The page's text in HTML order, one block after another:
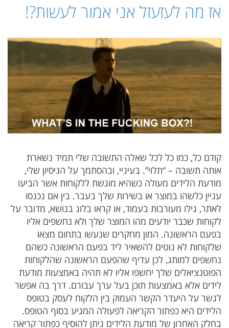
אז מה לעזעזל אני אמור לעשות?!
קודם כל, כמו כל לכל שאלה התשובה שלי תמיד נשארת
אותה תשובה – “תלוי”. בעיניי, ובהסתמך על הניסיון שלי,
מודעת הלידים מעולה כשהיא מוגשת ללקוחות אשר הביעו
עניין כלשהו במוצר או בשירות שלך בעבר. בין אם נכנסו
לאתר, גילו מעורבות בעמוד, או קראו בלוג בנושא, מדובר על
לקוחות שכבר יודעים מהו המוצר שלך ולא נחשפים אליו
בפעם הראשונה. המון מחקרים שנעשו בתחום מצאו
שלקוחות לא נוטים להשאיר ליד בפעם הראשונה כשהם
נחשפים למותג, לכן עדיף שהפעם הראשונה שהלקוחות
הפוטנציאלים שלך יחשפו אליו לא תהיה באמצעות מודעת
לידים אלא באמצעות תוכן בעל ערך עבורם. דרך בה אפשר
לגשר על היעדר הקשר העמוק בין הלקוח לעסק בטופס
הלידים היא כפתור הקריאה לפעולה המגיע בסוף הטופס.
בחלק האחרון של מודעת הלידים ניתן להוסיף כפתור קריאה